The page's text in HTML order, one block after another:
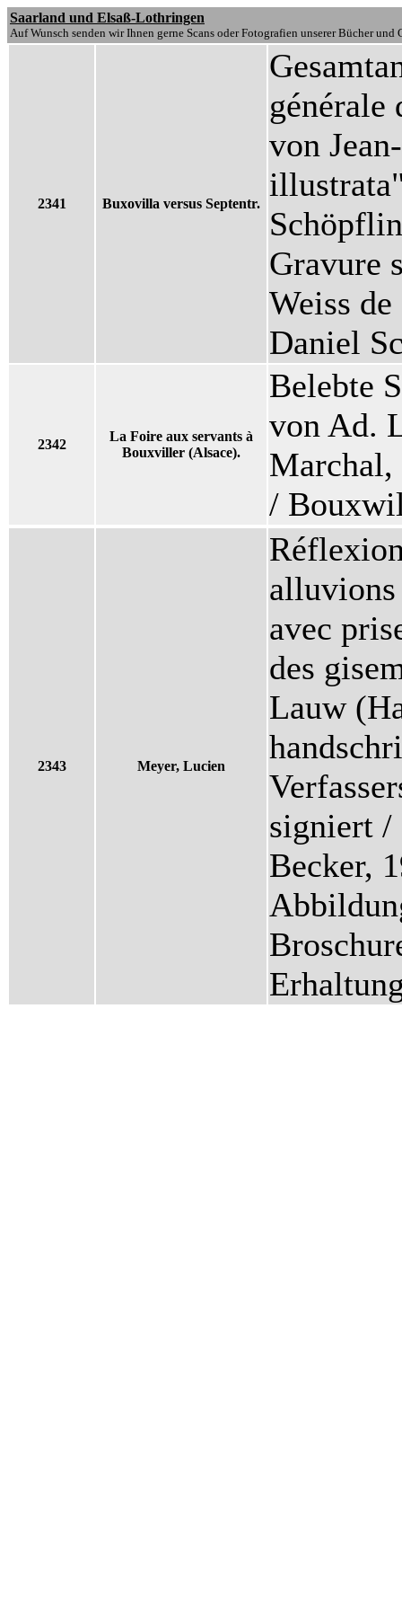
Saarland und Elsaß-Lothringen
Auf Wunsch senden wir Ihnen gerne Scans oder Fotografien unserer Bücher und
2341 Buxovilla versus Septentr.
von
Gravure
Weiss
Daniel
2342
La Foire aux servants à
Bouxviller (Alsace).
Belebte
von Ad.
Marchal,
/
2343 Meyer, Lucien
alluvions
avec
des
Lauw
signiert /
Becker,